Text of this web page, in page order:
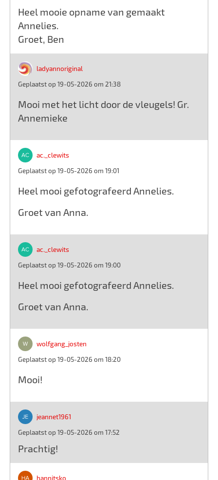
Heel mooie opname van gemaakt
Annelies.
Groet, Ben
ladyannoriginal
Geplaatst op 19-05-2026 om 21:38
Mooi met het licht door de vleugels! Gr.
Annemieke
ac._clewits
Geplaatst op 19-05-2026 om 19:01
Heel mooi gefotografeerd Annelies.
Groet van Anna.
ac._clewits
Geplaatst op 19-05-2026 om 19:00
Heel mooi gefotografeerd Annelies.
Groet van Anna.
wolfgang_josten
Geplaatst op 19-05-2026 om 18:20
Mooi!
jeannet1961
Geplaatst op 19-05-2026 om 17:52
Prachtig!
hannitsko